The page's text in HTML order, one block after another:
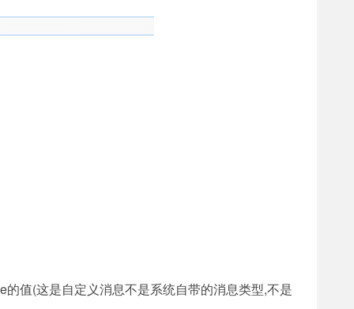
值(这是自定义消息不是系统自带的消息类型,不是